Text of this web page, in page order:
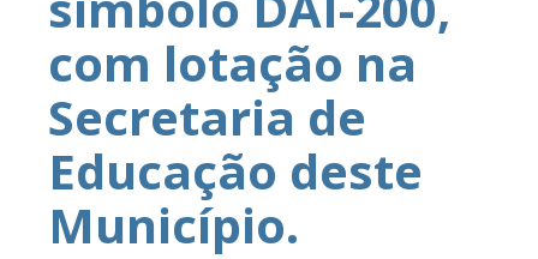
com lotação na
Secretaria de
Educação deste
Município.